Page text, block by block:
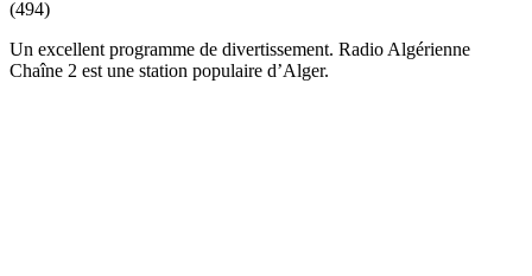
(494)
Un excellent programme de divertissement. Radio Algérienne
Chaîne 2 est une station populaire d’Alger.